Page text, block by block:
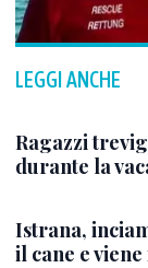
LEGGI ANCHE
Ragazzi
durante la
Istrana,
il cane e